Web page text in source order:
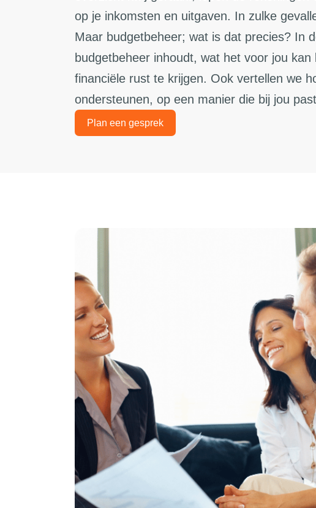
op je inkomsten en uitgaven. In zulke
Maar budgetbeheer; wat is dat precies? In
budgetbeheer inhoudt, wat het voor jou
financiële rust te krijgen. Ook vertellen we
ondersteunen, op een manier die bij jou
Plan een gesprek